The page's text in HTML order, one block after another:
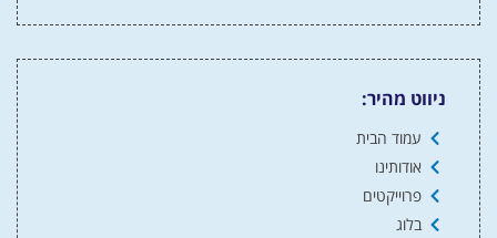
ניווט מהיר:
עמוד הבית
אודותינו
פרוייקטים
בלוג